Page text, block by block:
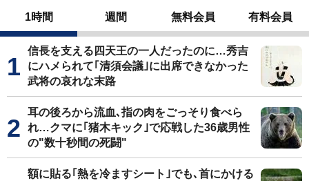
1時間 週間 無料会員 有料会員
信長を支える四天王の一人だったのに…秀吉
にハメられて｢清須会議｣に出席できなかった
武将の哀れな末路
耳の後ろから流血､指の肉をごっそり食べら
れ…クマに｢猪木キック｣で応戦した36歳男性
の"数十秒間の死闘"
額に貼る｢熱を冷ますシート｣でも､首にかける